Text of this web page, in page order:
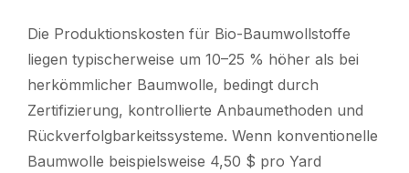
Die Produktionskosten für Bio-Baumwollstoffe
liegen typischerweise um 10–25 % höher als bei
herkömmlicher Baumwolle, bedingt durch
Zertifizierung, kontrollierte Anbaumethoden und
Rückverfolgbarkeitssysteme. Wenn konventionelle
Baumwolle beispielsweise 4,50 $ pro Yard